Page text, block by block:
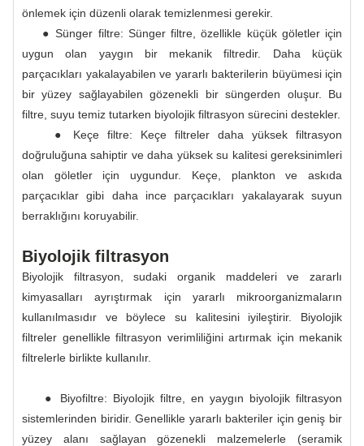
önlemek için düzenli olarak temizlenmesi gerekir.
● Sünger filtre: Sünger filtre, özellikle küçük göletler için
uygun olan yaygın bir mekanik filtredir. Daha küçük
parçacıkları yakalayabilen ve yararlı bakterilerin büyümesi için
bir yüzey sağlayabilen gözenekli bir süngerden oluşur. Bu
filtre, suyu temiz tutarken biyolojik filtrasyon sürecini destekler.
● Keçe filtre: Keçe filtreler daha yüksek filtrasyon
doğruluğuna sahiptir ve daha yüksek su kalitesi gereksinimleri
olan göletler için uygundur. Keçe, plankton ve askıda
parçacıklar gibi daha ince parçacıkları yakalayarak suyun
berraklığını koruyabilir.
Biyolojik filtrasyon
Biyolojik filtrasyon, sudaki organik maddeleri ve zararlı
kimyasalları ayrıştırmak için yararlı mikroorganizmaların
kullanılmasıdır ve böylece su kalitesini iyileştirir. Biyolojik
filtreler genellikle filtrasyon verimliliğini artırmak için mekanik
filtrelerle birlikte kullanılır.
● Biyofiltre: Biyolojik filtre, en yaygın biyolojik filtrasyon
sistemlerinden biridir. Genellikle yararlı bakteriler için geniş bir
yüzey alanı sağlayan gözenekli malzemelerle (seramik